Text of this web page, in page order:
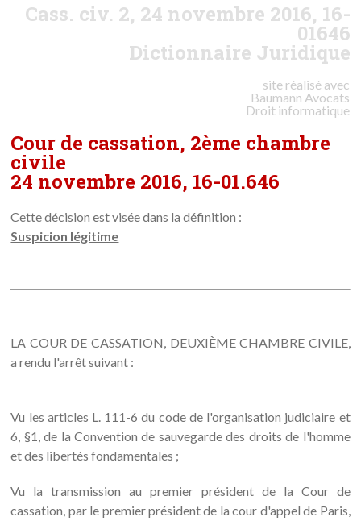
Cass. civ. 2, 24 novembre 2016, 16-
01646
Dictionnaire Juridique
site réalisé avec
Baumann Avocats
Droit informatique
Cour de cassation, 2ème chambre
civile
24 novembre 2016, 16-01.646
Cette décision est visée dans la définition :
Suspicion légitime
LA COUR DE CASSATION, DEUXIÈME CHAMBRE CIVILE,
a rendu l'arrêt suivant :
Vu les articles L. 111-6 du code de l'organisation judiciaire et
6, §1, de la Convention de sauvegarde des droits de l'homme
et des libertés fondamentales ;
Vu la transmission au premier président de la Cour de
cassation, par le premier président de la cour d'appel de Paris,